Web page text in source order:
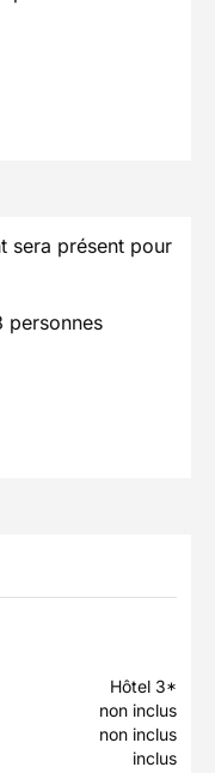
sera présent pour
personnes
Hôtel 3*
non inclus
non inclus
inclus